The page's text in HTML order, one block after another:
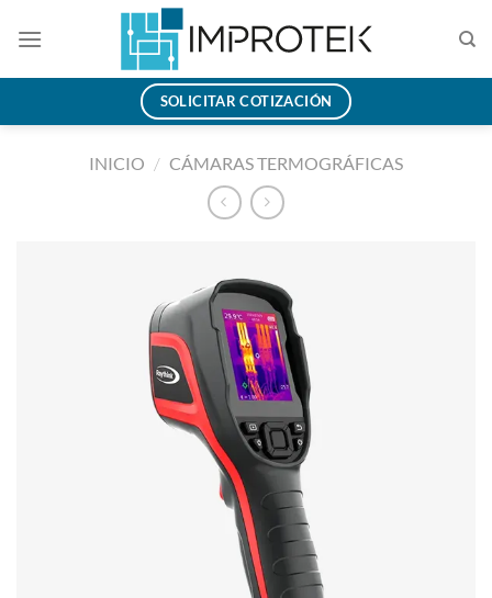
SOLICITAR COTIZACIÓN
INICIO / CÁMARAS TERMOGRÁFICAS